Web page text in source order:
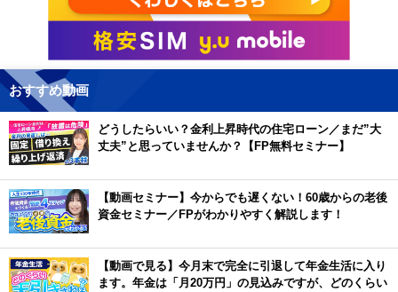
おすすめ動画
どうしたらいい？金利上昇時代の住宅ローン／まだ”大
丈夫”と思っていませんか？【FP無料セミナー】
【動画セミナー】今からでも遅くない！60歳からの老後
資金セミナー／FPがわかりやすく解説します！
【動画で見る】今月末で完全に引退して年金生活に入り
ます。年金は「月20万円」の見込みですが、どのくらい